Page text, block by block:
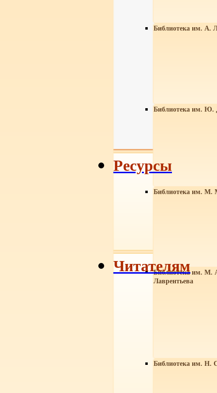
Библиотека им. А.
Библиотека им. Ю.
Библиотека им. М.
Библиотека им. М.
Лаврентьева
Библиотека им. Н.
Ресурсы
Читателям